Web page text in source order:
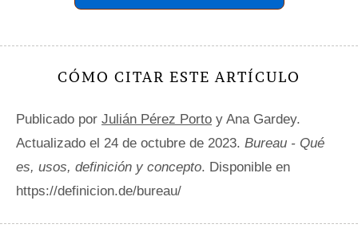
CÓMO CITAR ESTE ARTÍCULO
Publicado por Julián Pérez Porto y Ana Gardey.
Actualizado el 24 de octubre de 2023. Bureau - Qué
es, usos, definición y concepto. Disponible en
https://definicion.de/bureau/